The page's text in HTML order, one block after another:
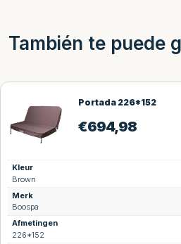
También te puede
Portada 226*152
€694,98
Kleur
Brown
Merk
Boospa
Afmetingen
226*152